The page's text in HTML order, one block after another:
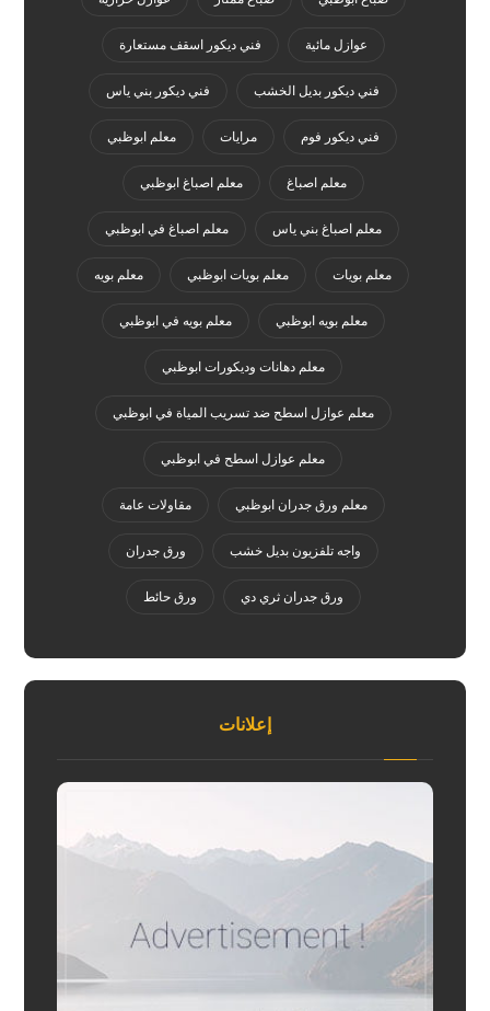
عوازل مائية فني ديكور اسقف مستعارة
فني ديكور بديل الخشب فني ديكور بني ياس
فني ديكور فوم مرايات معلم ابوظبي
معلم اصباغ معلم اصباغ ابوظبي
معلم اصباغ بني ياس معلم اصباغ في ابوظبي
معلم بويات معلم بويات ابوظبي معلم بويه
معلم بويه ابوظبي معلم بويه في ابوظبي
معلم دهانات وديكورات ابوظبي
معلم عوازل اسطح ضد تسريب المياة في ابوظبي
معلم عوازل اسطح في ابوظبي
معلم ورق جدران ابوظبي مقاولات عامة
واجه تلفزيون بديل خشب ورق جدران
ورق جدران ثري دي ورق حائط
إعلانات